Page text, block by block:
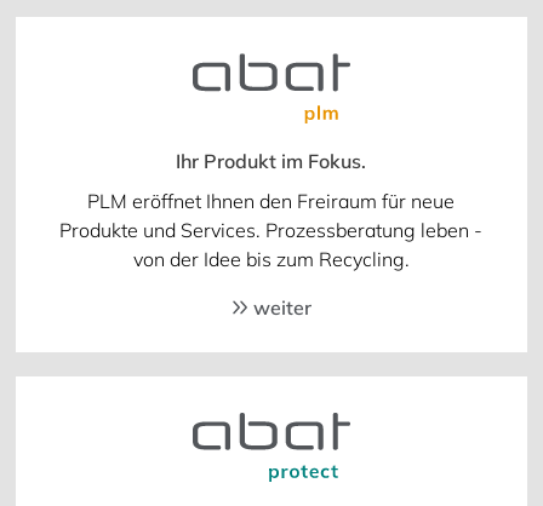
Ihr Produkt im Fokus.
PLM eröffnet Ihnen den Freiraum für neue
Produkte und Services. Prozessberatung leben -
von der Idee bis zum Recycling.
weiter